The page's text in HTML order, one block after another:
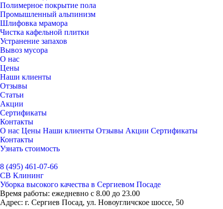
Полимерное покрытие пола
Промышленный альпинизм
Шлифовка мрамора
Чистка кафельной плитки
Устранение запахов
Вывоз мусора
О нас
Цены
Наши клиенты
Отзывы
Статьи
Акции
Сертификаты
Контакты
О нас Цены Наши клиенты Отзывы Акции Сертификаты
Контакты
Узнать стоимость
8 (495) 461-07-66
СВ Клининг
Уборка высокого качества в Сергиевом Посаде
Время работы: ежедневно с 8.00 до 23.00
Адрес: г. Сергиев Посад, ул. Новоугличское шоссе, 50